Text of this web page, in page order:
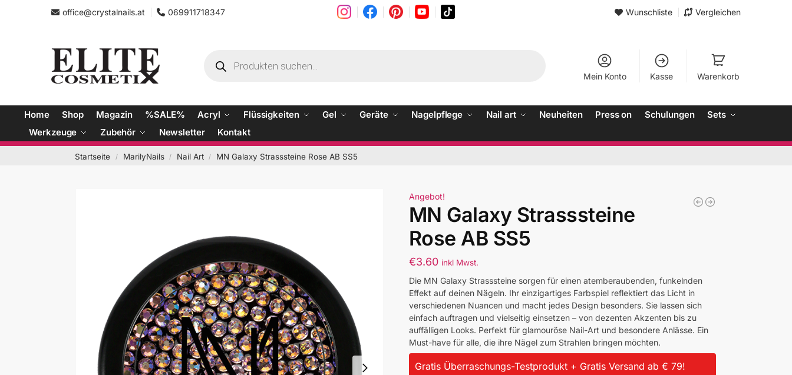
office@crystalnails.at 069911718347 Wunschliste Vergleichen
Mein Konto Kasse Warenkorb
Home Shop Magazin %SALE% Acryl Flüssigkeiten Gel Geräte Nagelpflege Nail art Neuheiten Press on Schulungen
Sets
Werkzeuge
Zubehör Newsletter Kontakt
Startseite / MarilyNails / Nail Art / MN Galaxy Strasssteine Rose AB SS5
Angebot!
MN Galaxy Strasssteine
Rose AB SS5
€3.60 inkl Mwst.
Die MN Galaxy Strasssteine sorgen für einen atemberaubenden, funkelnden
Effekt auf deinen Nägeln. Ihr einzigartiges Farbspiel reflektiert das Licht in
verschiedenen Nuancen und macht jedes Design besonders. Sie lassen sich
einfach auftragen und vielseitig einsetzen – von dezenten Akzenten bis zu
auffälligen Looks. Perfekt für glamouröse Nail-Art und besondere Anlässe. Ein
Must-have für alle, die ihre Nägel zum Strahlen bringen möchten.
Gratis Überraschungs-Testprodukt + Gratis Versand ab € 79!